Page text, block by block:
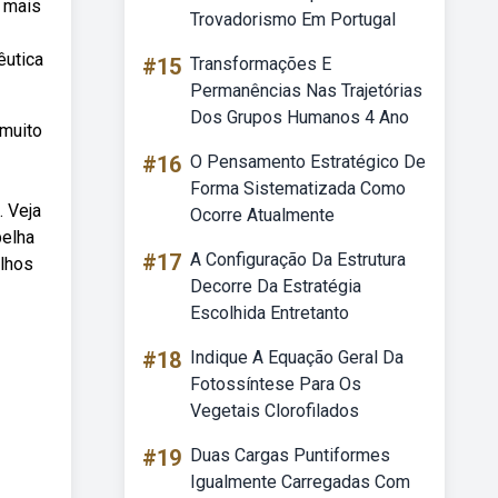
Veja
Trovadorismo Em Portugal
#15 Transformações E
Permanências Nas Trajetórias
Dos Grupos Humanos 4 Ano
#16 O Pensamento Estratégico De
Forma Sistematizada Como
Ocorre Atualmente
#17 A Configuração Da Estrutura
Decorre Da Estratégia
Escolhida Entretanto
#18 Indique A Equação Geral Da
Fotossíntese Para Os
Vegetais Clorofilados
#19 Duas Cargas Puntiformes
Igualmente Carregadas Com